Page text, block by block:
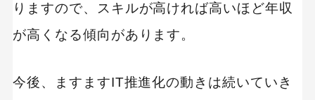
りますので、スキルが高ければ高いほど年収
が高くなる傾向があります。
今後、ますますIT推進化の動きは続いていき